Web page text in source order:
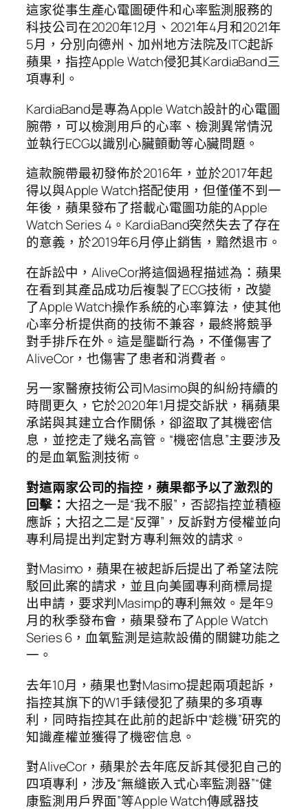
這家從事生產心電圖硬件和心率監測服務的
科技公司在2020年12月、2021年4月和2021年
5月，分別向德州、加州地方法院及ITC起訴
蘋果，指控Apple Watch侵犯其KardiaBand三
項專利。
KardiaBand是專為Apple Watch設計的心電圖
腕帶，可以檢測用戶的心率、檢測異常情況
並執行ECG以識別心臟顫動等心臟問題。
這款腕帶最初發佈於2016年，並於2017年起
得以與Apple Watch搭配使用，但僅僅不到一
年後，蘋果發布了搭載心電圖功能的Apple
Watch Series 4。KardiaBand突然失去了存在
的意義，於2019年6月停止銷售，黯然退市。
在訴訟中，AliveCor將這個過程描述為：蘋果
在看到其產品成功后複製了ECG技術，改變
了Apple Watch操作系統的心率算法，使其他
心率分析提供商的技術不兼容，最終將競爭
對手排斥在外。這是壟斷行為，不僅傷害了
AliveCor，也傷害了患者和消費者。
另一家醫療技術公司Masimo與的糾紛持續的
時間更久，它於2020年1月提交訴狀，稱蘋果
承諾與其建立合作關係，卻盜取了其機密信
息，並挖走了幾名高管。“機密信息”主要涉及
的是血氧監測技術。
對這兩家公司的指控，蘋果都予以了激烈的
回擊： 大招之一是“我不服”，否認指控並積極
應訴；大招之二是“反彈”，反訴對方侵權並向
專利局提出判定對方專利無效的請求。
對Masimo，蘋果在被起訴后提出了希望法院
駁回此案的請求，並且向美國專利商標局提
出申請，要求判Masimp的專利無效。是年9
月的秋季發布會，蘋果發布了Apple Watch
Series 6，血氧監測是這款設備的關鍵功能之
一。
去年10月，蘋果也對Masimo提起兩項起訴，
指控其旗下的W1手錶侵犯了蘋果的多項專
利，同時指控其在此前的起訴中“趁機”研究的
知識產權並獲得了機密信息。
對AliveCor，蘋果於去年底反訴其侵犯自己的
四項專利，涉及“無縫嵌入式心率監測器”“健
康監測用戶界面”等Apple Watch傳感器技